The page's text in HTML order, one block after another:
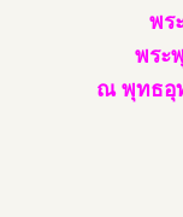
พร
พระ
ณ พุทธอุ